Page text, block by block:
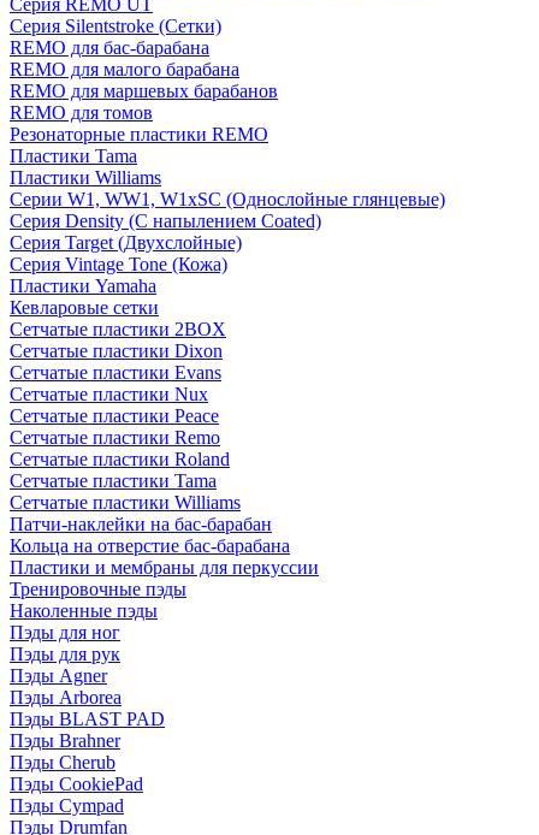
Серия REMO UT
Серия Silentstroke (Сетки)
REMO для бас-барабана
REMO для малого барабана
REMO для маршевых барабанов
REMO для томов
Резонаторные пластики REMO
Пластики Tama
Пластики Williams
Серии W1, WW1, W1xSC (Однослойные глянцевые)
Серия Density (C напылением Coated)
Серия Target (Двухслойные)
Серия Vintage Tone (Кожа)
Пластики Yamaha
Кевларовые сетки
Сетчатые пластики 2BOX
Сетчатые пластики Dixon
Сетчатые пластики Evans
Сетчатые пластики Nux
Сетчатые пластики Peace
Сетчатые пластики Remo
Сетчатые пластики Roland
Сетчатые пластики Tama
Сетчатые пластики Williams
Патчи-наклейки на бас-барабан
Кольца на отверстие бас-барабана
Пластики и мембраны для перкуссии
Тренировочные пэды
Наколенные пэды
Пэды для ног
Пэды для рук
Пэды Agner
Пэды Arborea
Пэды BLAST PAD
Пэды Brahner
Пэды Cherub
Пэды CookiePad
Пэды Cympad
Пэды Drumfan